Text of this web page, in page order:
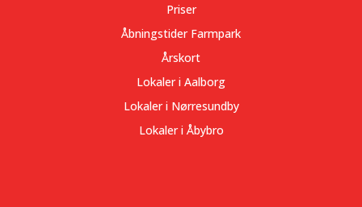
Priser
Åbningstider Farmpark
Årskort
Lokaler i Aalborg
Lokaler i Nørresundby
Lokaler i Åbybro